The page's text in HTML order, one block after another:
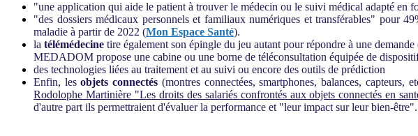
"une application qui aide le patient à trouver le médecin ou le suivi médical adapté en
"des dossiers médicaux personnels et familiaux numériques et transférables" pour
maladie à partir de 2022 (Mon Espace Santé).
la télémédecine tire également son épingle du jeu autant pour répondre à une demande
MEDADOM propose une cabine ou une borne de téléconsultation équipée de
des technologies liées au traitement et au suivi ou encore des outils de prédiction
Enfin, lesobjets connectés (montres connectées, smartphones, balances,
Rodolophe Martinière "Les droits des salariés confrontés aux objets connectés en
d'autre part ils permettraient d'évaluer la performance et "leur impact sur leur bien-